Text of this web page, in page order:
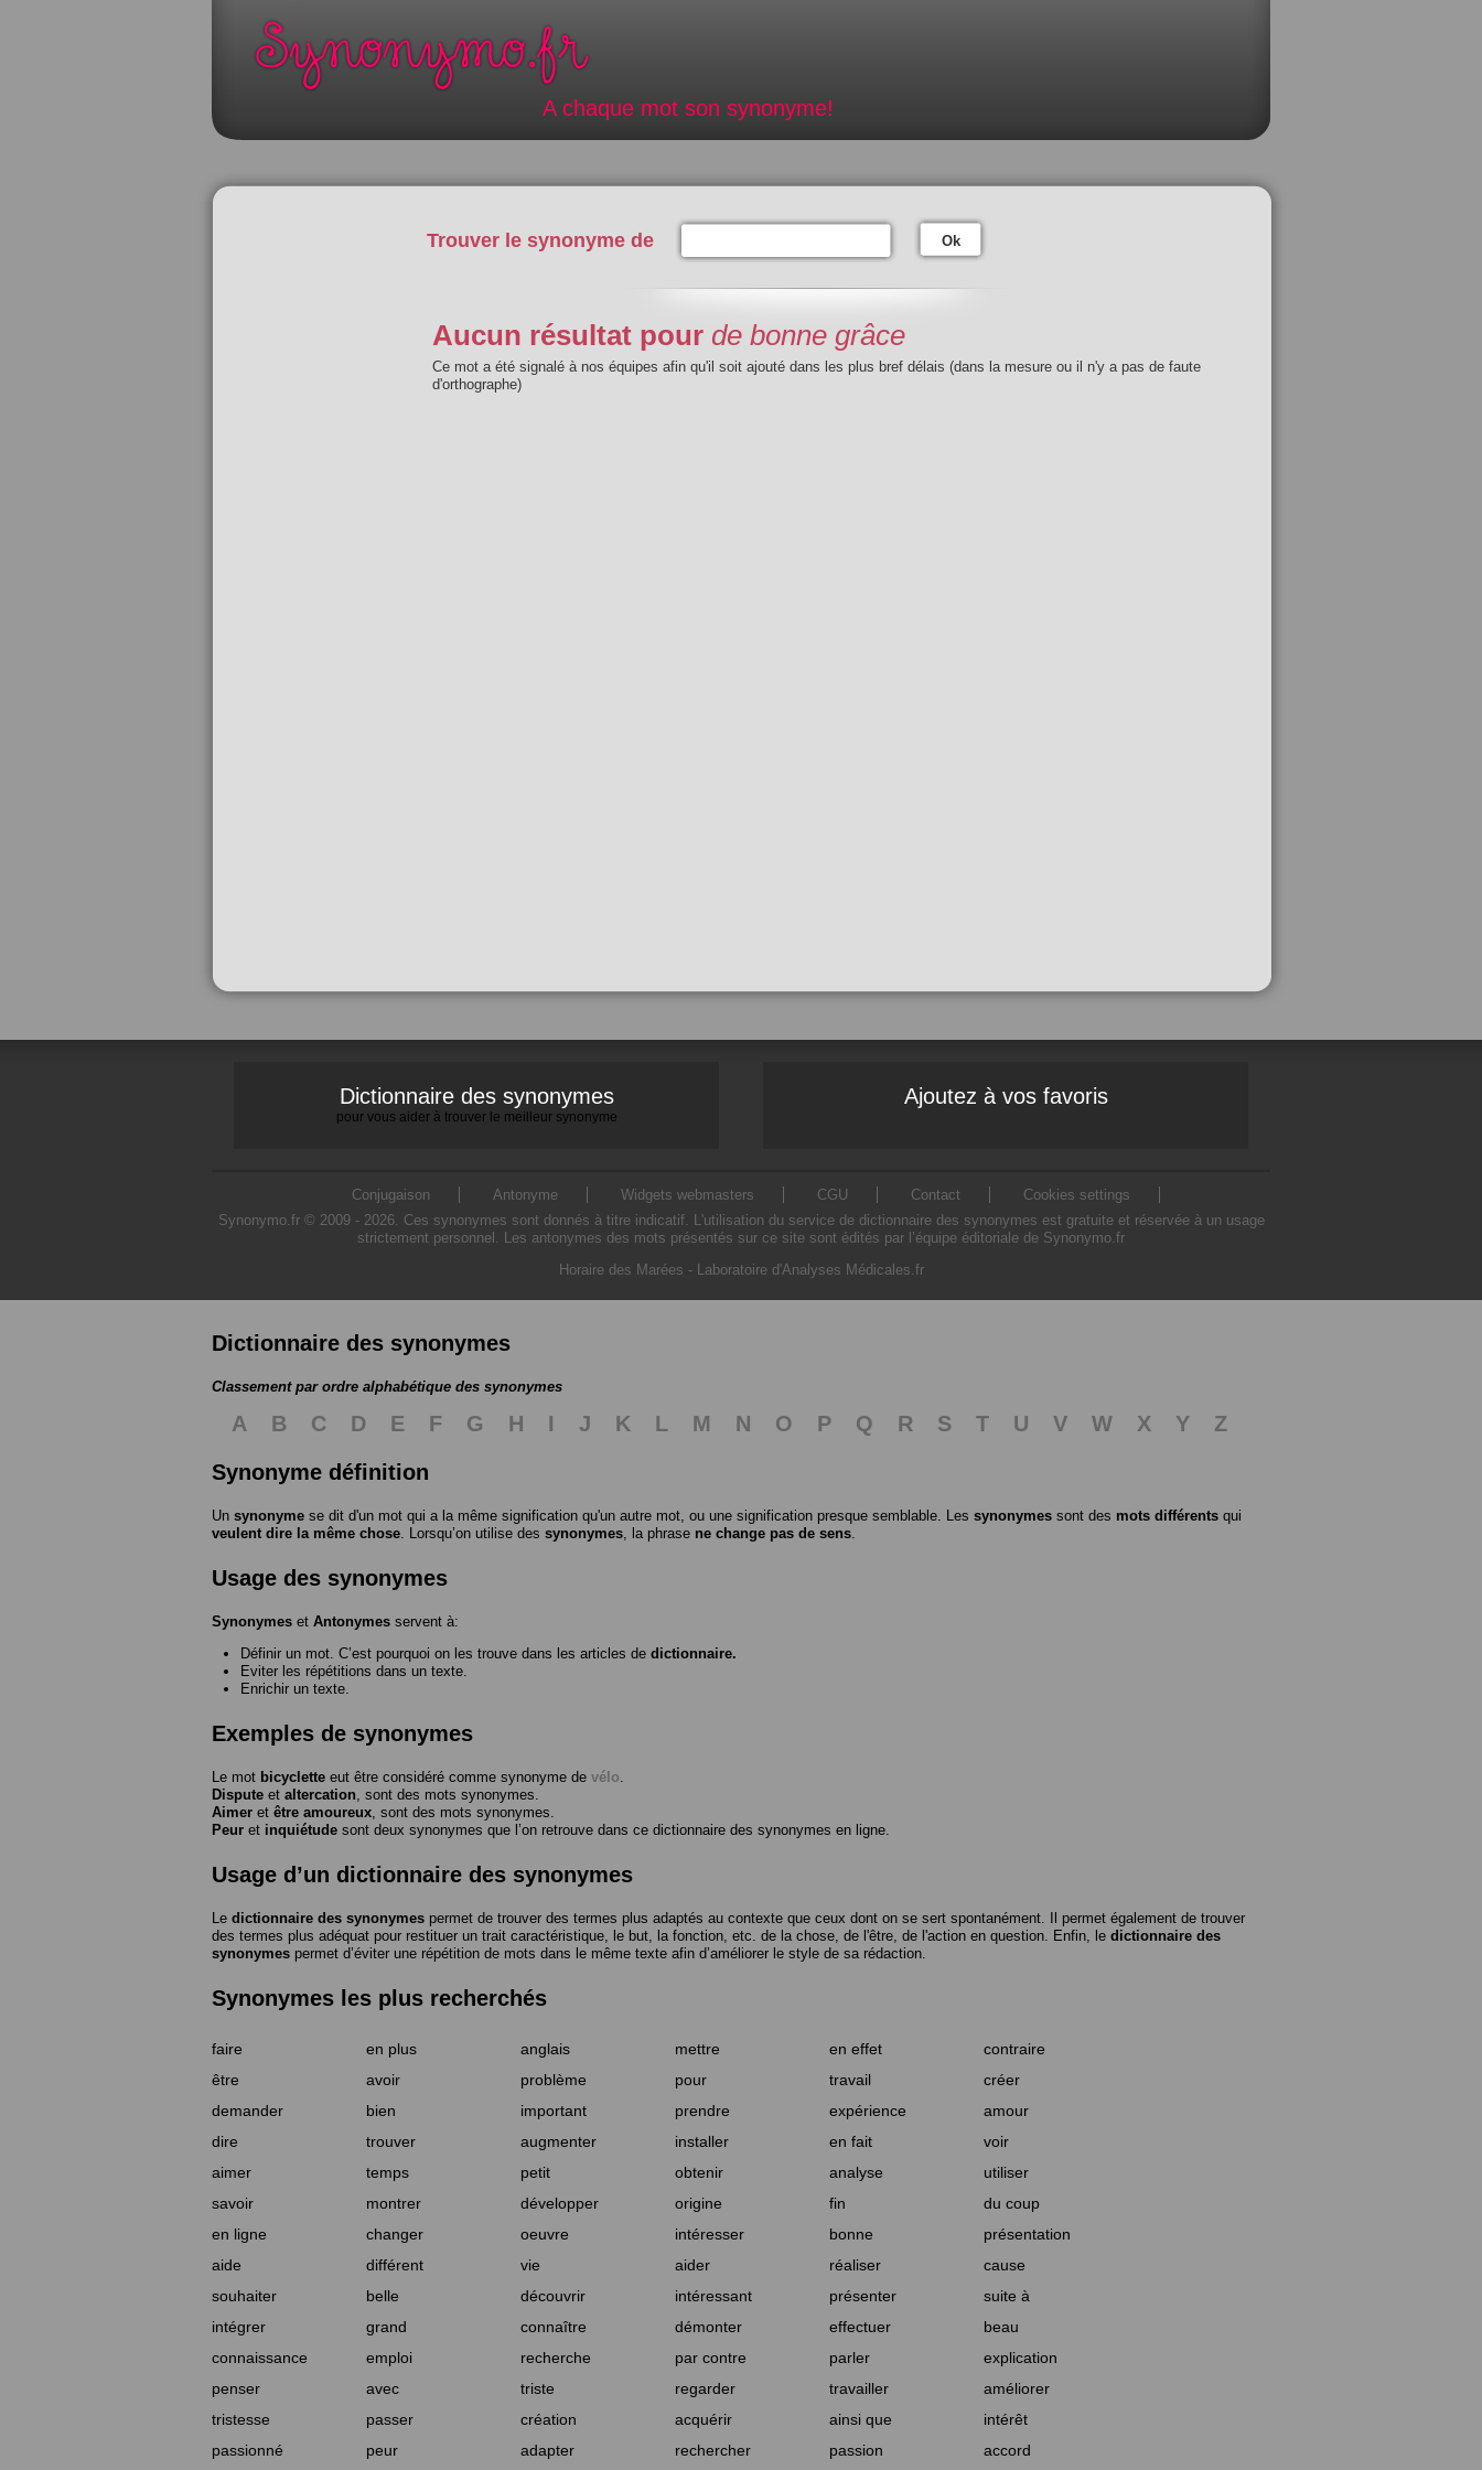
A chaque mot son synonyme!
Trouver le synonyme de Ok
Aucun résultat pour de bonne grâce
Ce mot a été signalé à nos équipes afin qu'il soit ajouté dans les plus bref délais (dans la mesure ou il n'y a pas de faute
d'orthographe)
Dictionnaire des synonymes
pour vous aider à trouver le meilleur synonyme
Ajoutez à vos favoris
Conjugaison Antonyme Widgets webmasters CGU Contact
Cookies settings
Synonymo.fr © 2009 - 2026. Ces synonymes sont donnés à titre indicatif. L'utilisation du service de dictionnaire des synonymes est gratuite et réservée à un usage
strictement personnel. Les antonymes des mots présentés sur ce site sont édités par l’équipe éditoriale de Synonymo.fr
Horaire des Marées - Laboratoire d'Analyses Médicales.fr
Dictionnaire des synonymes
Classement par ordre alphabétique des synonymes
A B C D E F G H I J K L M N O P Q R S T U V W X Y
Z
Synonyme définition
Un synonyme se dit d'un mot qui a la même signification qu'un autre mot, ou une signification presque semblable. Les synonymes sont des mots différents qui
veulent dire la même chose . Lorsqu’on utilise des synonymes , la phrase ne change pas de sens
Usage des synonymes
Synonymes et Antonymes servent à:
Définir un mot. C’est pourquoi on les trouve dans les articles de dictionnaire.
Eviter les répétitions dans un texte.
Enrichir un texte.
Exemples de synonymes
Le mot bicyclette eut être considéré comme synonyme de vélo
Dispute et altercation , sont des mots synonymes.
Aimer et être amoureux , sont des mots synonymes.
Peur et inquiétude sont deux synonymes que l’on retrouve dans ce dictionnaire des synonymes en ligne.
Usage d’un dictionnaire des synonymes
Le dictionnaire des synonymes permet de trouver des termes plus adaptés au contexte que ceux dont on se sert spontanément. Il permet également de trouver
des termes plus adéquat pour restituer un trait caractéristique, le but, la fonction, etc. de la chose, de l'être, de l'action en question. Enfin, le dictionnaire des
synonymes permet d’éviter une répétition de mots dans le même texte afin d’améliorer le style de sa rédaction.
Synonymes les plus recherchés
faire en plus anglais mettre en effet
contraire
être
avoir problème pour travail
créer
demander
bien important prendre expérience
amour
dire
trouver augmenter installer en fait
voir
aimer
temps petit obtenir analyse
utiliser
savoir
montrer développer origine fin
du coup
en ligne
changer oeuvre intéresser bonne
présentation
aide
différent vie aider réaliser
cause
souhaiter
belle découvrir intéressant présenter
suite à
intégrer
grand connaître démonter effectuer
beau
connaissance
emploi recherche par contre parler
explication
penser
avec triste regarder travailler
améliorer
tristesse
passer création acquérir ainsi que
intérêt
passionné
peur adapter rechercher passion accord